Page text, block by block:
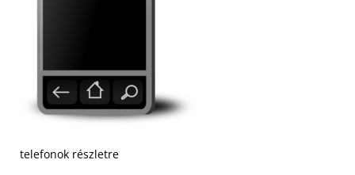
telefonok részletre